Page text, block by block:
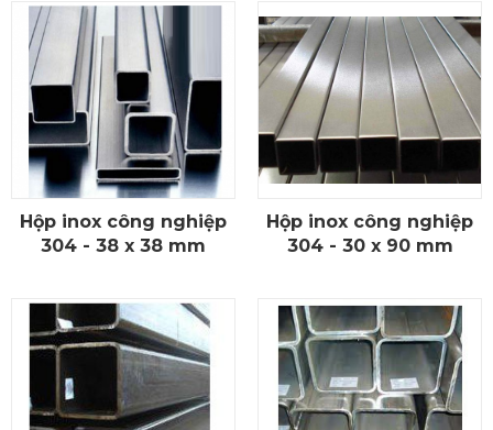
CHI TIẾT
Hộp inox công nghiệp
304 - 38 x 38 mm
CHI TIẾT
Hộp inox công nghiệp
304 - 30 x 90 mm